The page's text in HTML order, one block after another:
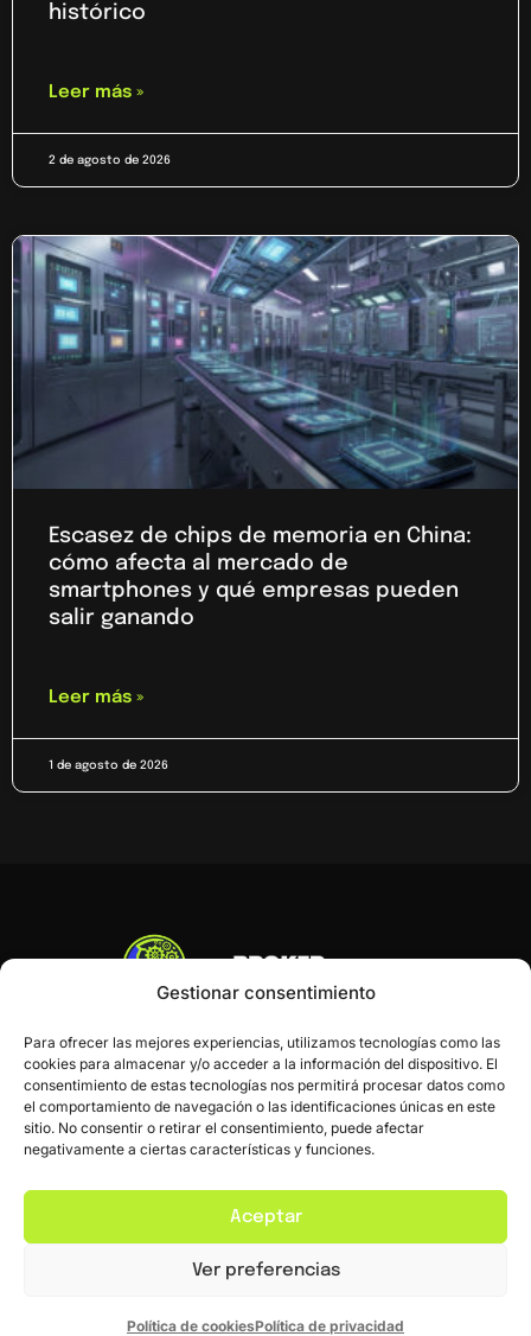
Gestionar consentimiento
Para ofrecer las mejores experiencias, utilizamos tecnologías como las
cookies para almacenar y/o acceder a la información del dispositivo. El
consentimiento de estas tecnologías nos permitirá procesar datos como
el comportamiento de navegación o las identificaciones únicas en este
sitio. No consentir o retirar el consentimiento, puede afectar
negativamente a ciertas características y funciones.
Aceptar
Ver preferencias
Política de cookiesPolítica de privacidad
histórico
Leer más »
2 de agosto de 2026
Escasez de chips de memoria en China:
cómo afecta al mercado de
smartphones y qué empresas pueden
salir ganando
Leer más »
1 de agosto de 2026
InicioBlogContacto